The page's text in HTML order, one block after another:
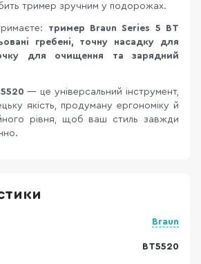
тример зручним у подорожах.
тример Braun Series 5 BT
гребені, точну насадку для
для очищення та зарядний
— це універсальний інструмент,
якість, продуману ергономіку й
рівня, щоб ваш стиль завжди
Braun
BT5520